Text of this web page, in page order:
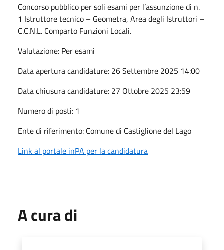
Concorso pubblico per soli esami per l’assunzione di n.
1 Istruttore tecnico – Geometra, Area degli Istruttori –
C.C.N.L. Comparto Funzioni Locali.
Valutazione: Per esami
Data apertura candidature: 26 Settembre 2025 14:00
Data chiusura candidature: 27 Ottobre 2025 23:59
Numero di posti: 1
Ente di riferimento: Comune di Castiglione del Lago
Link al portale inPA per la candidatura
A cura di